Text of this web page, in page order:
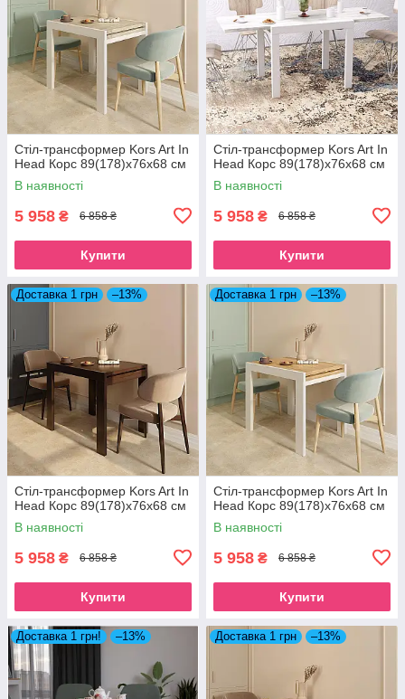
Стіл-трансформер Kors Art In
Head Корс 89(178)x76x68 см
В наявності
5 958 ₴ 6 858 ₴
Купити
Стіл-трансформер Kors Art In
Head Корс 89(178)x76x68 см
В наявності
5 958 ₴ 6 858 ₴
Купити
Доставка 1 грн –13%
Стіл-трансформер Kors Art In
Head Корс 89(178)x76x68 см
В наявності
5 958 ₴ 6 858 ₴
Купити
Доставка 1 грн –13%
Стіл-трансформер Kors Art In
Head Корс 89(178)x76x68 см
В наявності
5 958 ₴ 6 858 ₴
Купити
Доставка 1 грн! –13% Доставка 1 грн –13%